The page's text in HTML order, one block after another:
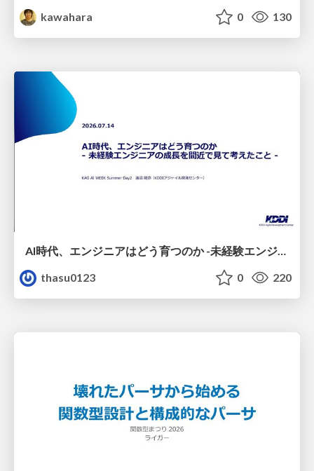
kawahara 0 130
AI時代、エンジニアはどう育つのか -未経験エンジニアの成長を間近で見て考えたこと-
thasu0123
0 220